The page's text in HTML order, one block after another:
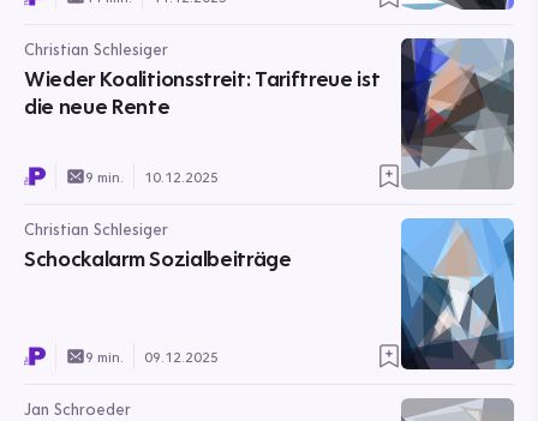
Christian Schlesiger
Wieder Koalitionsstreit: Tariftreue ist
die neue Rente
9 min. 10.12.2025
Christian Schlesiger
Schockalarm Sozialbeiträge
9 min. 09.12.2025
Jan Schroeder